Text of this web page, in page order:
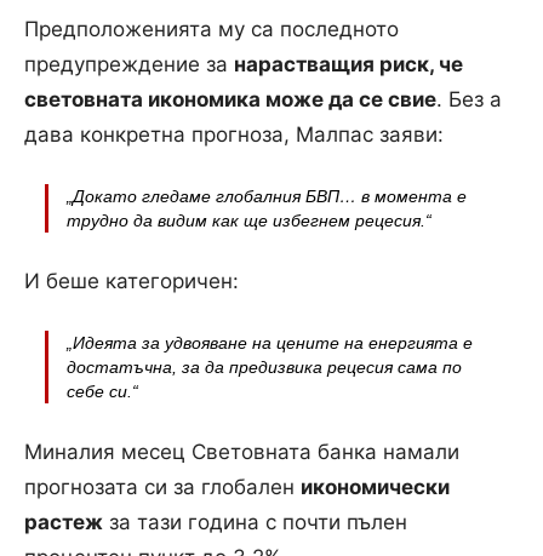
Предположенията му са последното
предупреждение за нарастващия риск, че
световната икономика може да се свие. Без а
дава конкретна прогноза, Малпас заяви:
„Докато гледаме глобалния БВП… в момента е
трудно да видим как ще избегнем рецесия.“
И беше категоричен:
„Идеята за удвояване на цените на енергията е
достатъчна, за да предизвика рецесия сама по
себе си.“
Миналия месец Световната банка намали
прогнозата си за глобален икономически
растеж за тази година с почти пълен